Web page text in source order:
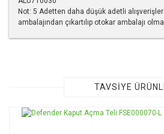
Not: 5 Adetten daha düşük adetli
ambalajından çıkartılıp otokar ambalajı
Görüş ve önerileriniz için teşekkür
Ürün resmi kalitesiz, bozuk veya
TAVSİYE